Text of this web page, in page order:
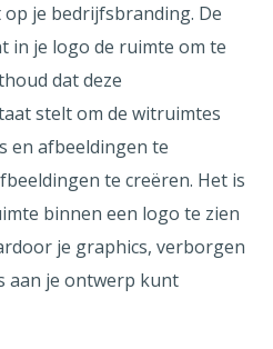
je bedrijfsbranding. De
in je logo de ruimte om te
dat deze
stelt om de witruimtes
en afbeeldingen te
te creëren. Het is
binnen een logo te zien
je graphics, verborgen
aan je ontwerp kunt